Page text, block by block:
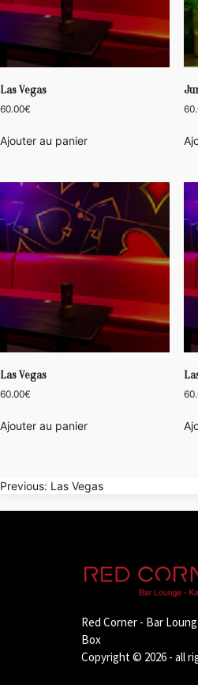
Las Vegas
60.00€
Ajouter au panier
Las Vegas
60.00€
Ajouter au panier
Navigation
de
Previous: Las Vegas
Red Corner - Bar
Box
Copyright © 2026 - all